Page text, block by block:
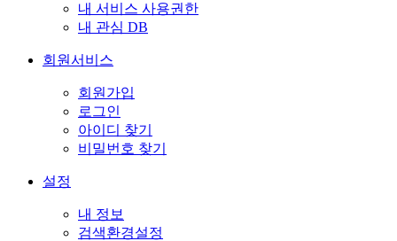
내 서비스 사용권한
내 관심 DB
회원서비스
회원가입
로그인
아이디 찾기
비밀번호 찾기
설정
내 정보
검색환경설정